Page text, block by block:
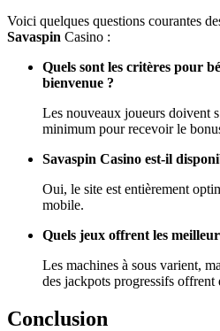
Voici quelques questions courantes
Savaspin Casino :
Quels sont les critères pour
bienvenue ?
Les nouveaux joueurs doivent
minimum pour recevoir le
Savaspin Casino est-il
Oui, le site est entièrement
mobile.
Quels jeux offrent les
Les machines à sous varient,
des jackpots progressifs offrent
Conclusion